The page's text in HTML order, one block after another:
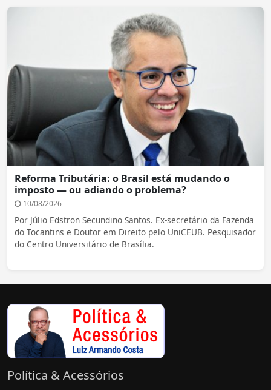
Reforma Tributária: o Brasil está mudando o
imposto — ou adiando o problema?
10/08/2026
Por Júlio Edstron Secundino Santos. Ex-secretário da Fazenda
do Tocantins e Doutor em Direito pelo UniCEUB. Pesquisador
do Centro Universitário de Brasília.
Política & Acessórios